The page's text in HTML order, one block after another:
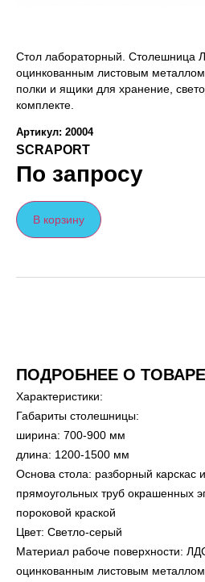
Стол лабораторный. Столешница
оцинкованным листовым
полки и ящики для хранение,
комплекте.
Артикул: 20004
SCRAPORT
По запросу
В корзину
ПОДРОБНЕЕ О ТОВАРЕ
Характеристики:
Габариты столешницы:
ширина: 700-900 мм
длина: 1200-1500 мм
Основа стола: разборный карскас
прямоугольных труб окрашенных
пороковой краской
Цвет: Светло-серый
Материал рабоче поверхности:
оцинкованным листовым металлом